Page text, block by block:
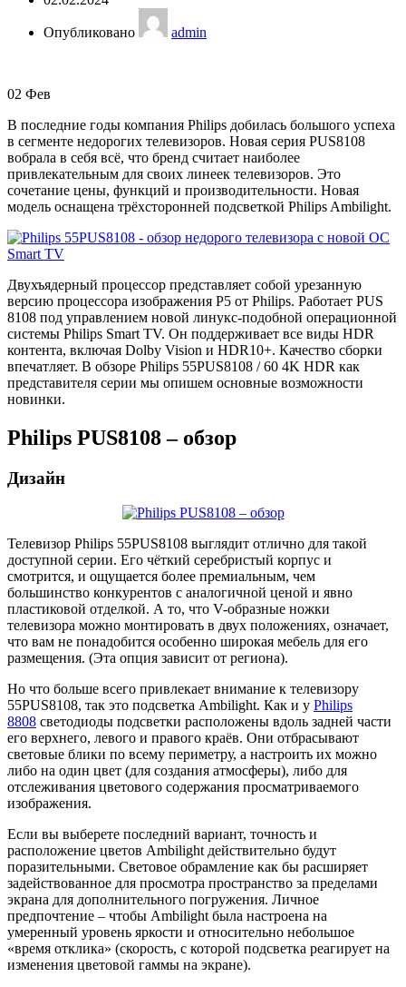
Опубликовано admin
02 Фев
В последние годы компания Philips добилась большого успеха
в сегменте недорогих телевизоров. Новая серия PUS8108
вобрала в себя всё, что бренд считает наиболее
привлекательным для своих линеек телевизоров. Это
сочетание цены, функций и производительности. Новая
модель оснащена трёхсторонней подсветкой Philips Ambilight.
Двухъядерный процессор представляет собой урезанную
версию процессора изображения P5 от Philips. Работает PUS
8108 под управлением новой линукс-подобной операционной
системы Philips Smart TV. Он поддерживает все виды HDR
контента, включая Dolby Vision и HDR10+. Качество сборки
впечатляет. В обзоре Philips 55PUS8108 / 60 4K HDR как
представителя серии мы опишем основные возможности
новинки.
Philips PUS8108 – обзор
Дизайн
Телевизор Philips 55PUS8108 выглядит отлично для такой
доступной серии. Его чёткий серебристый корпус и
смотрится, и ощущается более премиальным, чем
большинство конкурентов с аналогичной ценой и явно
пластиковой отделкой. А то, что V-образные ножки
телевизора можно монтировать в двух положениях, означает,
что вам не понадобится особенно широкая мебель для его
размещения. (Эта опция зависит от региона).
Но что больше всего привлекает внимание к телевизору
55PUS8108, так это подсветка Ambilight. Как и у Philips
8808 светодиоды подсветки расположены вдоль задней части
его верхнего, левого и правого краёв. Они отбрасывают
световые блики по всему периметру, а настроить их можно
либо на один цвет (для создания атмосферы), либо для
отслеживания цветового содержания просматриваемого
изображения.
Если вы выберете последний вариант, точность и
расположение цветов Ambilight действительно будут
поразительными. Световое обрамление как бы расширяет
задействованное для просмотра пространство за пределами
экрана для дополнительного погружения. Личное
предпочтение – чтобы Ambilight была настроена на
умеренный уровень яркости и относительно небольшое
«время отклика» (скорость, с которой подсветка реагирует на
изменения цветовой гаммы на экране).